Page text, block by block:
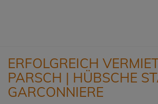
ERFOLGREICH
PARSCH | HÜBSCHE
GARCONNIERE